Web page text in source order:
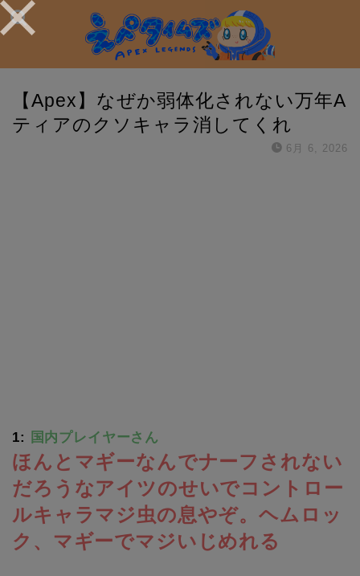
【Apex】なぜか弱体化されない万年A
ティアのクソキャラ消してくれ
6月 6, 2026
1: 国内プレイヤーさん
ほんとマギーなんでナーフされない
だろうなアイツのせいでコントロー
ルキャラマジ虫の息やぞ。ヘムロッ
ク、マギーでマジいじめれる